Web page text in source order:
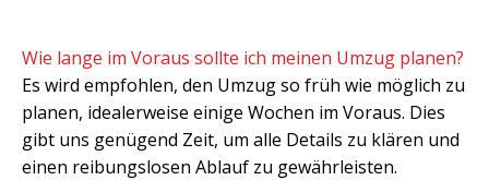
Wie lange im Voraus sollte ich meinen Umzug planen?
Es wird empfohlen, den Umzug so früh wie möglich zu
planen, idealerweise einige Wochen im Voraus. Dies
gibt uns genügend Zeit, um alle Details zu klären und
einen reibungslosen Ablauf zu gewährleisten.